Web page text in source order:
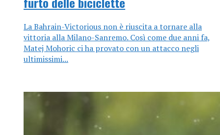
La Bahrain-Victorious non è riuscita a tornare alla
vittoria alla Milano-Sanremo. Così come due anni fa,
Matej Mohoric ci ha provato con un attacco negli
ultimissimi...